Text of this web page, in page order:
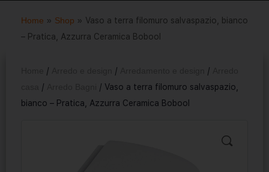
Home » Shop » Vaso a terra filomuro salvaspazio, bianco
– Pratica, Azzurra Ceramica Bobool
/ / /
/
/ Vaso a terra filomuro salvaspazio,
bianco – Pratica, Azzurra Ceramica Bobool